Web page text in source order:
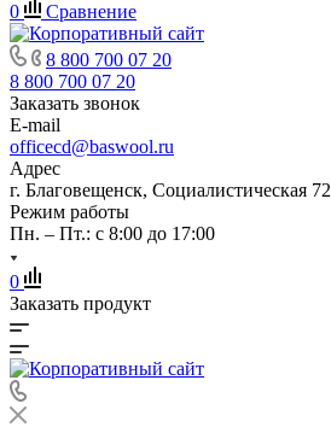
0 Сравнение
8 800 700 07 20
8 800 700 07 20
Заказать звонок
E-mail
officecd@baswool.ru
Адрес
г. Благовещенск, Социалистическая 72
Режим работы
Пн. – Пт.: с 8:00 до 17:00
0
Заказать продукт